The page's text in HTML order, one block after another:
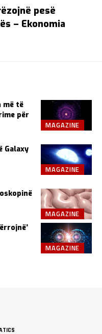
pesë
– Ekonomia
MAGAZINE
më të
për
MAGAZINE
Galaxy
MAGAZINE
MAGAZINE